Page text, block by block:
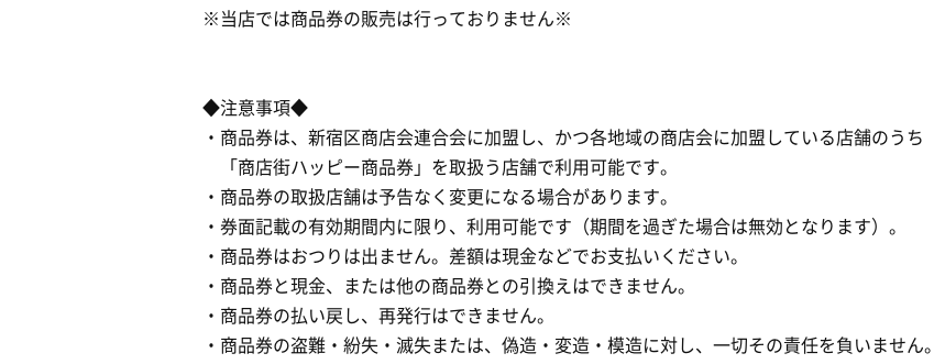
※当店では商品券の販売は行っておりません※
◆注意事項◆
・商品券は、新宿区商店会連合会に加盟し、かつ各地域の商店会に加盟している店舗のうち
「商店街ハッピー商品券」を取扱う店舗で利用可能です。
・商品券の取扱店舗は予告なく変更になる場合があります。
・券面記載の有効期間内に限り、利用可能です（期間を過ぎた場合は無効となります）。
・商品券はおつりは出ません。差額は現金などでお支払いください。
・商品券と現金、または他の商品券との引換えはできません。
・商品券の払い戻し、再発行はできません。​
・商品券の盗難・紛失・滅失または、偽造・変造・模造に対し、一切その責任を負いません。